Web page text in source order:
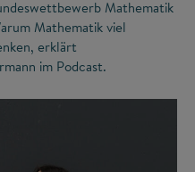
Mathematik
Mathematik viel
erklärt
im Podcast.